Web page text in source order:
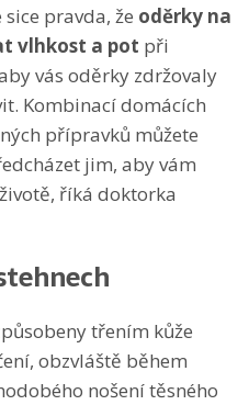
pravda, že oděrky na
vlhkost a pot při
vás oděrky zdržovaly
Kombinací domácích
přípravků můžete
jim, aby vám
říká doktorka
třením kůže
obzvláště během
nošení těsného